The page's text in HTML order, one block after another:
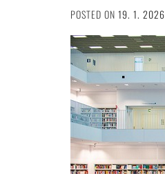
POSTED ON 19. 1. 2026